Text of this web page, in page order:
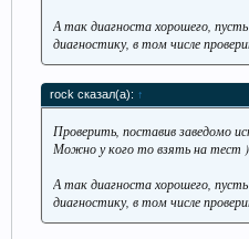
А так диагноста хорошего,
диагностику, в том числе
rock сказал(а): ↑
Проверить, поставив заведомо
Можно у кого то взять на тест )
А так диагноста хорошего,
диагностику, в том числе